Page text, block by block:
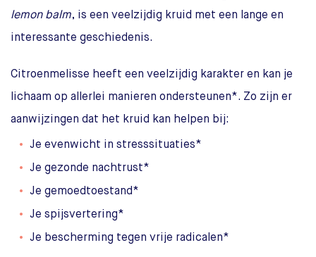
lemon balm, is een veelzijdig kruid met een lange en
interessante geschiedenis.
Citroenmelisse heeft een veelzijdig karakter en kan je
lichaam op allerlei manieren ondersteunen*. Zo zijn er
aanwijzingen dat het kruid kan helpen bij:
Je evenwicht in stresssituaties*
Je gezonde nachtrust*
Je gemoedtoestand*
Je spijsvertering*
Je bescherming tegen vrije radicalen*